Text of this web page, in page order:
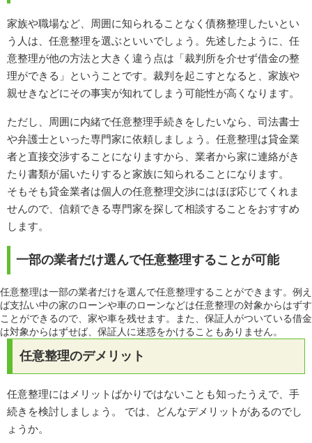
家族や職場など、周囲に知られることなく債務整理したいとい
う人は、任意整理を選ぶといいでしょう。先述したように、任
意整理が他の方法と大きく違う点は「裁判所を介せず借金の整
理ができる」ということです。裁判を起こすとなると、家族や
親せきなどにその事実が知れてしまう可能性が高くなります。
ただし、周囲に内緒で任意整理手続きをしたいなら、司法書士
や弁護士といった専門家に依頼しましょう。任意整理は貸金業
者と直接交渉することになりますから、業者から家に連絡がき
たり書類が届いたりすると家族に知られることになります。
そもそも貸金業者は個人の任意整理交渉にはほぼ応じてくれま
せんので、信頼できる専門家を探して相談することをおすすめ
します。
一部の業者だけ選んで任意整理することが可能
任意整理は一部の業者だけを選んで任意整理することができます。例え
ば支払い中の家のローンや車のローンなどは任意整理の対象からはずす
ことができるので、家や車を残せます。また、保証人がついている借金
は対象からはずせば、保証人に迷惑をかけることもありません。
任意整理のデメリット
任意整理にはメリットばかりではないことも知ったうえで、手
続きを検討しましょう。 では、どんなデメリットがあるのでし
ょうか。